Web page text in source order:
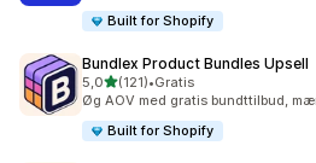
Built for Shopify
Bundlex Product Bundles Upsell
5,0ud af 5 stjerner
(121)
121 anmeldelser i alt
•Gratis
Øg AOV med gratis bundttilbud,
Built for Shopify